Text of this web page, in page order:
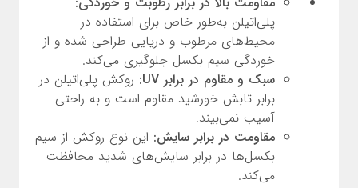
پلی‌اتیلن به‌طور خاص برای استفاده در
محیط‌های مرطوب و دریایی طراحی شده و از
خوردگی سیم بکسل جلوگیری می‌کند.
سبک و مقاوم در برابر UV:
روکش پلی‌اتیلن در
برابر تابش خورشید مقاوم است و به راحتی
آسیب نمی‌بیند.
مقاومت در برابر سایش: این نوع روکش از سیم
بکسل‌ها در برابر سایش‌های شدید محافظت
می‌کند.